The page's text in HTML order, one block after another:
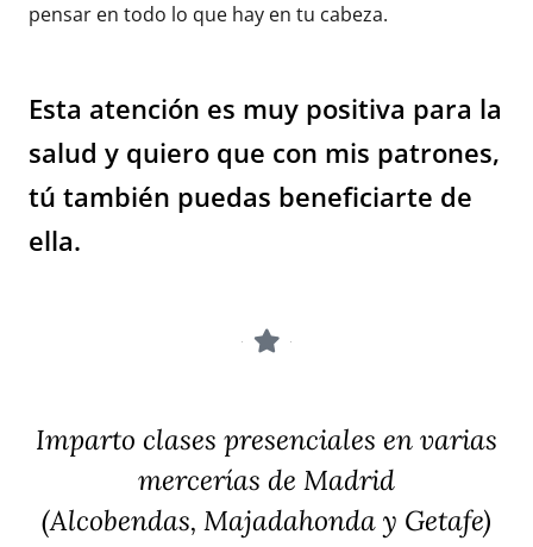
pensar en todo lo que hay en tu cabeza.
Esta atención es muy positiva para la
salud y quiero que con mis patrones,
tú también puedas beneficiarte de
ella.
Imparto clases presenciales en varias
mercerías de Madrid
(Alcobendas, Majadahonda y Getafe)